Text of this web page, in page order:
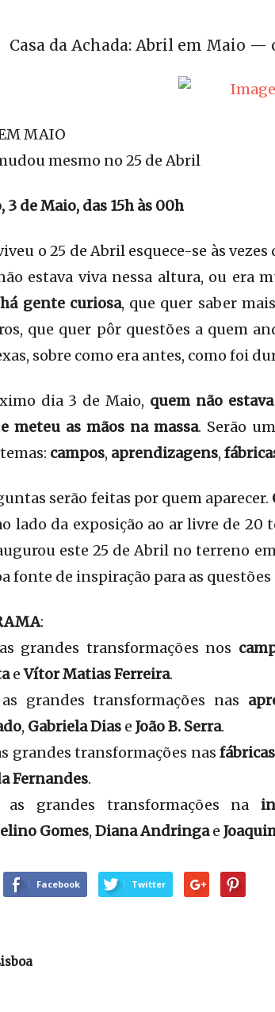
Casa da Achada: Abril em Maio
MAIO
mesmo no 25 de Abril
3 de Maio, das 15h às 00h
o 25 de Abril esquece-se às
estava viva nessa altura, ou era
há gente curiosa, que quer saber
que quer pôr questões a quem
sobre como era antes, como foi
dia 3 de Maio, quem não
meteu as mãos na massa. Serão
campos, aprendizagens,
serão feitas por quem aparecer.
lado da exposição ao ar livre de
este 25 de Abril no terreno
fonte de inspiração para as questões
:
grandes transformações nos
eVítor Matias Ferreira.
grandes transformações nas
, Gabriela Dias e João B. Serra.
grandes transformações nasfábricas
Fernandes.
grandes transformações na
Gomes, Diana Andringae
Facebook Twitter